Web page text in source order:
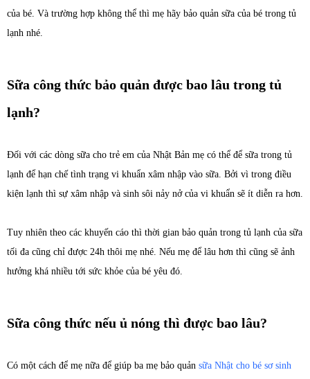
của bé. Và trường hợp không thể thì mẹ hãy bảo quản sữa của bé trong tủ
lạnh nhé.
Sữa công thức bảo quản được bao lâu trong tủ
lạnh?
Đối với các dòng sữa cho trẻ em của Nhật Bản mẹ có thể để sữa trong tủ
lạnh để hạn chế tình trạng vi khuẩn xâm nhập vào sữa. Bởi vì trong điều
kiện lạnh thì sự xâm nhập và sinh sôi nảy nở của vi khuẩn sẽ ít diễn ra hơn.
Tuy nhiên theo các khuyến cáo thì thời gian bảo quản trong tủ lạnh của sữa
tối đa cũng chỉ được 24h thôi mẹ nhé. Nếu mẹ để lâu hơn thì cũng sẽ ảnh
hưởng khá nhiều tới sức khỏe của bé yêu đó.
Sữa công thức nếu ủ nóng thì được bao lâu?
Có một cách để mẹ nữa để giúp ba mẹ bảo quản sữa Nhật cho bé sơ sinh